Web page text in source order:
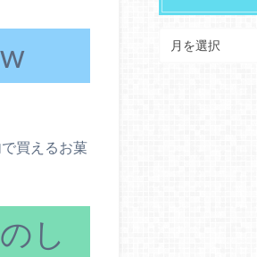
買えるお菓
し